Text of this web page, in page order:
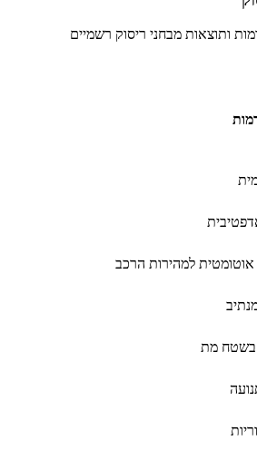
ותוצאות מבחני ריסוק רשמיים